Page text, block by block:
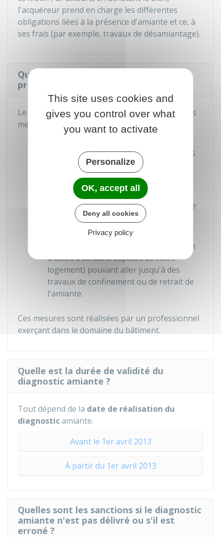
l'acquéreur prend en charge les différentes
obligations liées à la présence d'amiante et ce, à
ses frais (par exemple, travaux de désamiantage).
Quelles sont les conséquences en
présence d'amiante ?
Le rapport du professionnel peut préconiser les
mesures suivantes :
conservation des matériaux ou produits
contenant de l'amiante
Analyse de risque approfondie,
notamment à l'aide de prélèvement de
l'air pour déterminer la quantité de fibre
d'amiante
Actions correctives et mesures
conservatoires (par exemple, restriction
d'accès à certains espaces de votre
logement) pouvant aller jusqu'à des
travaux de confinement ou de retrait de
l'amiante.
Ces mesures sont réalisées par un professionnel
exerçant dans le domaine du bâtiment.
Quelle est la durée de validité du
diagnostic amiante ?
Tout dépend de la date de réalisation du
diagnosticamiante.
Avant le 1er avril 2013
À partir du 1er avril 2013
Quelles sont les sanctions si le diagnostic
amiante n'est pas délivré ou s'il est
erroné ?
This site uses cookies and
gives you control over what
you want to activate
Personalize
OK, accept all
Deny all cookies
Privacy policy